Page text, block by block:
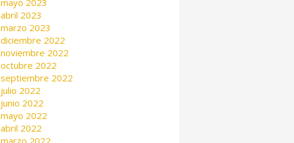
mayo 2023
abril 2023
marzo 2023
diciembre 2022
noviembre 2022
octubre 2022
septiembre 2022
julio 2022
junio 2022
mayo 2022
abril 2022
marzo 2022